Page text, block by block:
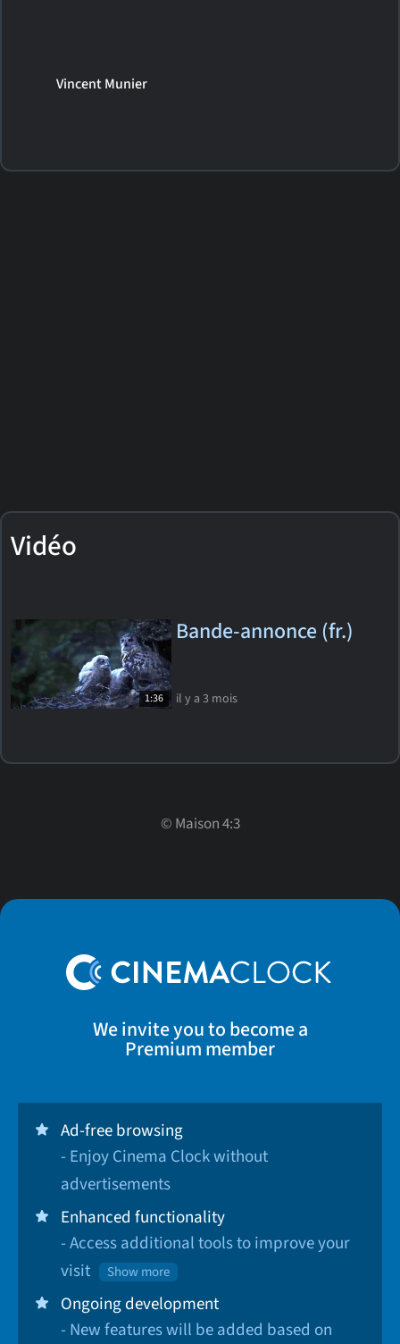
Vincent Munier
Vidéo
1:36
Bande-annonce (fr.)
il y a 3 mois
© Maison 4:3
We invite you to become a
Premium member
Ad-free browsing
- Enjoy Cinema Clock without
advertisements
Enhanced functionality
- Access additional tools to improve your
visit
Show more
Ongoing development
- New features will be added based on